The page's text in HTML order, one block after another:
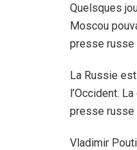
Quelsques
Moscou
presse russe
La Russie
l’Occident.
presse russe
Vladimir